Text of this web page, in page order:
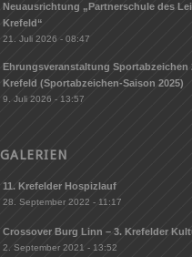
Neuausrichtung „Partnerschule des
Krefeld“
21. Juli 2026 - 08:47
Ehrungsveranstaltung Sportabzeichen
Krefeld (Sportabzeichen-Saison 2025)
9. Juli 2026 - 13:57
11. Krefelder Hospizlauf
28. September 2022 - 11:17
Crossover Burg Linn – 3. Krefelder
2. September 2021 - 13:52